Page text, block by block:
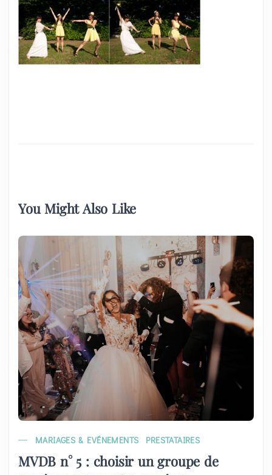
You Might Also Like
MARIAGES & EVÉNEMENTS PRESTATAIRES
MVDB n° 5 : choisir un groupe de